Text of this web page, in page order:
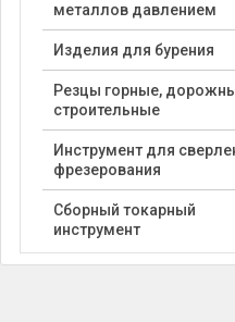
металлов давлением
Изделия для бурения
Резцы горные,
строительные
Инструмент для
фрезерования
Сборный токарный
инструмент